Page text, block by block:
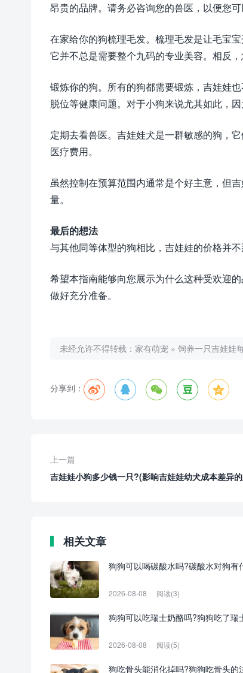
昂贵的品牌。请务必咨询您的兽医，以便您
在家给你的狗梳理毛发。梳理毛发是让毛宝
它并不总是需要整个九码的专业美容。相反，
锻炼你的狗。所有的狗都需要锻炼，吉娃娃
脱位等健康问题。对于小狗来说尤其如此，
定期去看兽医。吉娃娃犬是一群敏感的狗，
医疗费用。
虽然控制在预算范围内通常是个好主意，但
量。
最后的想法
与其他同等体型的狗相比，吉娃娃的价格并不
希望本指南能够向您展示为什么这种受欢迎
做好充分准备。
未经允许不得转载： 家有萌宠 » 饲养一只吉娃娃
分享到：
上一篇
吉娃娃小狗多少钱一只?(影响吉娃娃幼犬成本差异
相关文章
狗狗可以喝碳酸水吗?碳酸水对狗有
2026-08-08 阅读(3)
狗狗可以吃瑞士奶酪吗?狗狗吃了瑞
2026-08-08 阅读(5)
狗吃骨头能消化掉吗?狗狗吃骨头的